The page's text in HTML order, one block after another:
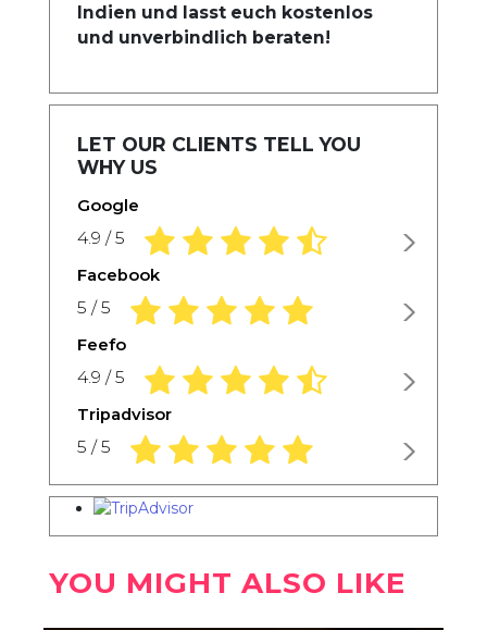
Indien und lasst euch kostenlos
und unverbindlich beraten!
LET OUR CLIENTS TELL YOU
WHY US
Google
4.9 / 5 4.9 rating based on 1,234 ratings
Facebook
5 / 5 5.0 rating based on 1,234 ratings
Feefo
4.9 / 5 4.9 rating based on 1,234 ratings
Tripadvisor
5 / 5 5.0 rating based on 1,234 ratings
YOU MIGHT ALSO LIKE